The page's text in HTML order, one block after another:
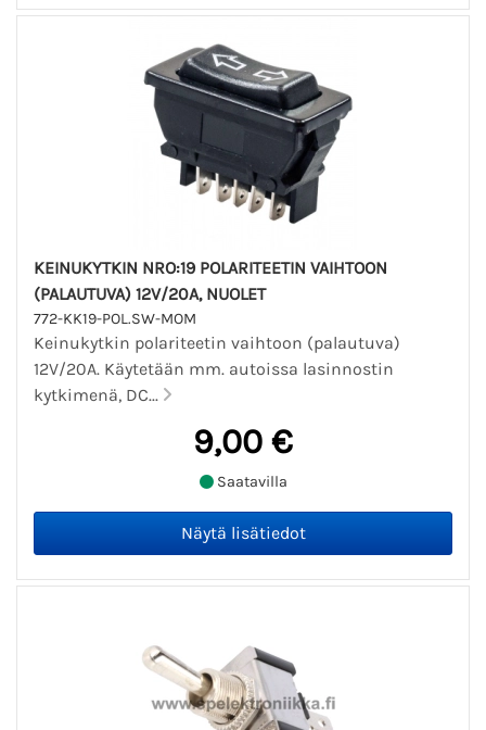
KEINUKYTKIN NRO:19 POLARITEETIN VAIHTOON
(PALAUTUVA) 12V/20A, NUOLET
772-KK19-POL.SW-MOM
Keinukytkin polariteetin vaihtoon (palautuva)
12V/20A. Käytetään mm. autoissa lasinnostin
kytkimenä, DC...
9,00 €
Saatavilla